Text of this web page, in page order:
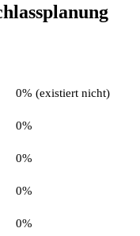
0% (existiert nicht)
0%
0%
0%
0%